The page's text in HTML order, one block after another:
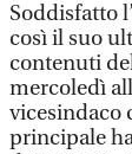
Soddisfatto
così il suo
contenuti
mercoledì
vicesindaco
principale